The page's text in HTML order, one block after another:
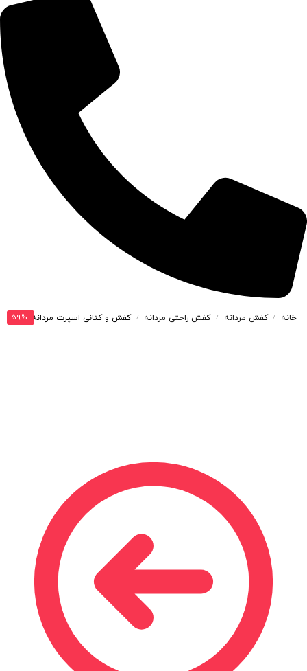
خانه / کفش مردانه / کفش راحتی مردانه / کفش و کتانی اسپرت مردانه و زنانه مدل ریباک REEBOK رنگ مشکی کد 6522
-59%